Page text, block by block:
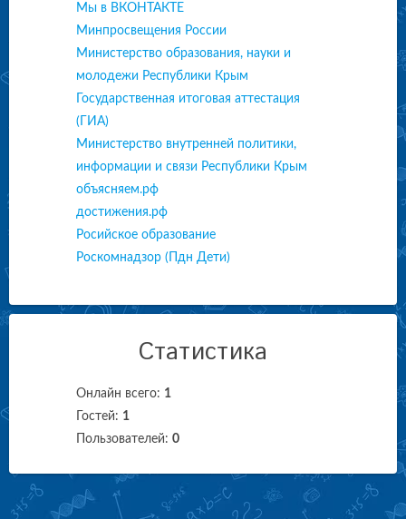
Мы в ВКОНТАКТЕ
Минпросвещения России
Министерство образования, науки и
молодежи Республики Крым
Государственная итоговая аттестация
(ГИА)
Министерство внутренней политики,
информации и связи Республики Крым
объясняем.рф
достижения.рф
Росийское образование
Роскомнадзор (Пдн Дети)
Статистика
Онлайн всего: 1
Гостей: 1
Пользователей: 0